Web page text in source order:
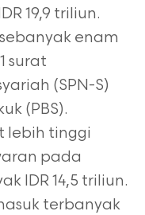
19,9 triliun.
enam
surat
(SPN-S)
(PBS).
lebih tinggi
pada
IDR 14,5 triliun.
terbanyak